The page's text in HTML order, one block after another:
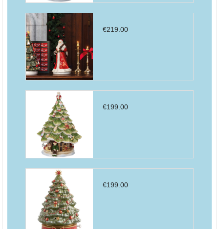
€219.00
€199.00
€199.00